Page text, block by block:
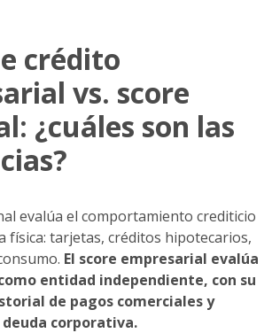
crédito
vs. score
¿cuáles son las
evalúa el comportamiento crediticio
física: tarjetas, créditos hipotecarios,
El score empresarial evalúa
entidad independiente, con su
de pagos comerciales y
corporativa.